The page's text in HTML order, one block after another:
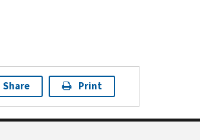
Share Print